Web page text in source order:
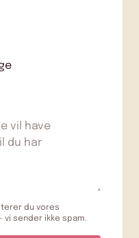
du vores
vi sender ikke spam.